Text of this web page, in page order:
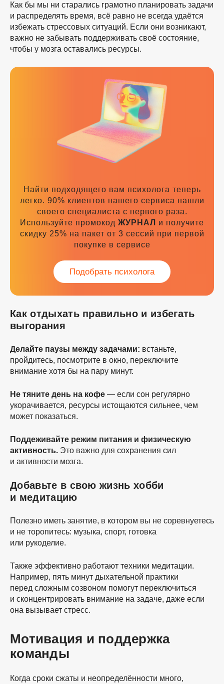
Как бы мы ни старались грамотно планировать задачи
и распределять время, всё равно не всегда удаётся
избежать стрессовых ситуаций. Если они возникают,
важно не забывать поддерживать своё состояние,
чтобы у мозга оставались ресурсы.
Найти подходящего вам психолога теперь
легко. 90% клиентов нашего сервиса нашли
своего специалиста с первого раза.
Используйте промокод ЖУРНАЛ и получите
скидку 25% на пакет от 3 сессий при первой
покупке в сервисе
Подобрать психолога
Как отдыхать правильно и избегать
выгорания
Делайте паузы между задачами: встаньте,
пройдитесь, посмотрите в окно, переключите
внимание хотя бы на пару минут.
Не тяните день на кофе — если сон регулярно
укорачивается, ресурсы истощаются сильнее, чем
может показаться.
Поддеживайте режим питания и физическую
активность. Это важно для сохранения сил
и активности мозга.
Добавьте в свою жизнь хобби
и медитацию
Полезно иметь занятие, в котором вы не соревнуетесь
и не торопитесь: музыка, спорт, готовка
или рукоделие.
Также эффективно работают техники медитации.
Например, пять минут дыхательной практики
перед сложным созвоном помогут переключиться
и сконцентрировать внимание на задаче, даже если
она вызывает стресс.
Мотивация и поддержка
команды
Когда сроки сжаты и неопределённости много,